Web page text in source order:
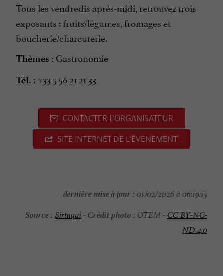
Tous les vendredis après-midi, retrouvez trois
exposants : fruits/légumes, fromages et
boucherie/charcuterie.
Thèmes : Gastronomie
Tél. : +33 5 56 21 21 33
CONTACTER L'ORGANISATEUR
SITE INTERNET DE L'ÉVÈNEMENT
dernière mise à jour : 01/02/2026 à 06:19:15
Source : Sirtaqui-Crédit photo : OTEM -CC BY-NC-
ND 4.0